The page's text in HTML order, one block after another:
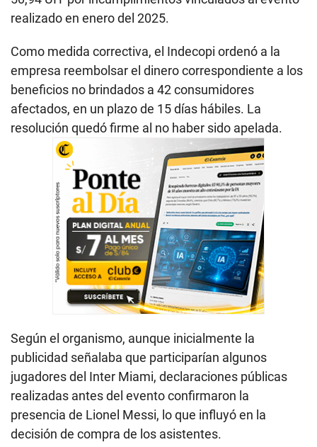
realizado en enero del 2025.
Como medida correctiva, el Indecopi ordenó a la
empresa reembolsar el dinero correspondiente a los
beneficios no brindados a 42 consumidores
afectados, en un plazo de 15 días hábiles. La
resolución quedó firme al no haber sido apelada.
Según el organismo, aunque inicialmente la
publicidad señalaba que participarían algunos
jugadores del Inter Miami, declaraciones públicas
realizadas antes del evento confirmaron la
presencia de Lionel Messi, lo que influyó en la
decisión de compra de los asistentes.